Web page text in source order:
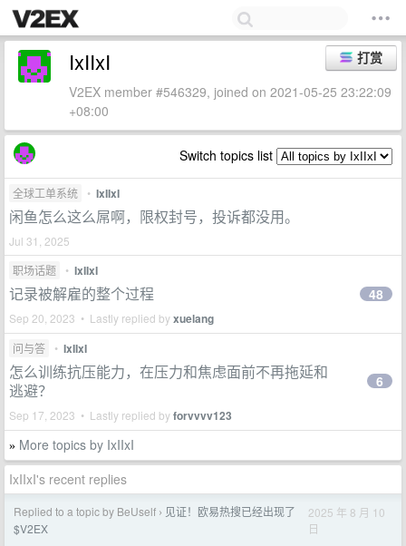
打赏
IxIIxI
V2EX member #546329, joined on 2021-05-25 23:22:09
+08:00
Switch topics list
全球工单系统 • IxIIxI
闲鱼怎么这么屌啊，限权封号，投诉都没用。
Jul 31, 2025
职场话题
• IxIIxI
记录被解雇的整个过程
Sep 20, 2023 • Lastly replied byxuelang
48
问与答 • IxIIxI
怎么训练抗压能力，在压力和焦虑面前不再拖延和
逃避？
Sep 17, 2023 • Lastly replied byforvvvv123
6
» More topics by IxIIxI
IxIIxI's recent replies
Replied to a topic by BeUself › 见证！欧易热搜已经出现了
$V2EX
2025 年 8 月 10
日